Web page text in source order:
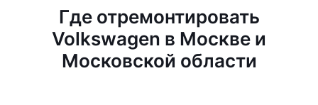
Где отремонтировать
Volkswagen в Москве и
Московской области